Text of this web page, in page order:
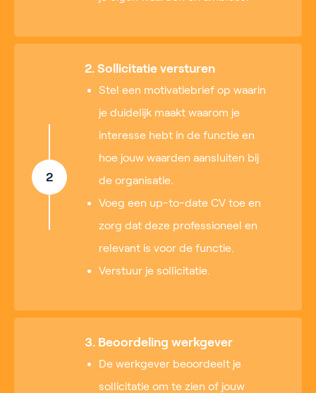
2
2. Sollicitatie versturen
Stel een motivatiebrief op waarin
je duidelijk maakt waarom je
interesse hebt in de functie en
hoe jouw waarden aansluiten bij
de organisatie.
Voeg een up-to-date CV toe en
zorg dat deze professioneel en
relevant is voor de functie.
Verstuur je sollicitatie.
3. Beoordeling werkgever
De werkgever beoordeelt je
sollicitatie om te zien of jouw